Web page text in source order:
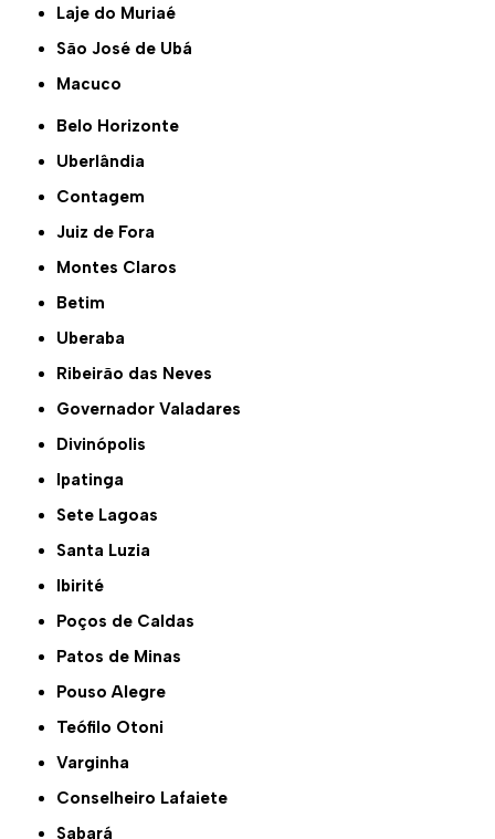
Laje do Muriaé
São José de Ubá
Macuco
Belo Horizonte
Uberlândia
Contagem
Juiz de Fora
Montes Claros
Betim
Uberaba
Ribeirão das Neves
Governador Valadares
Divinópolis
Ipatinga
Sete Lagoas
Santa Luzia
Ibirité
Poços de Caldas
Patos de Minas
Pouso Alegre
Teófilo Otoni
Varginha
Conselheiro Lafaiete
Sabará